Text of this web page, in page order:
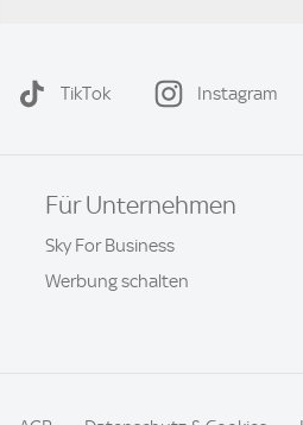
TikTok Instagram
Für Unternehmen
Sky For Business
Werbung schalten